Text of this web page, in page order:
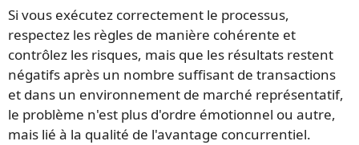
Si vous exécutez correctement le processus,
respectez les règles de manière cohérente et
contrôlez les risques, mais que les résultats restent
négatifs après un nombre suffisant de transactions
et dans un environnement de marché représentatif,
le problème n'est plus d'ordre émotionnel ou autre,
mais lié à la qualité de l'avantage concurrentiel.